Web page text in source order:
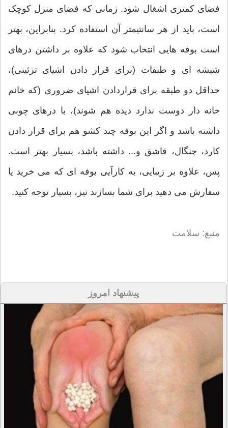
فضای کمتری اشغال شود. زمانی که فضای منزل کوچک
است، باید از هر سانتیمتر آن استفاده کرد. بنابراین، بهتر
است بوفه هایی انتخاب شود که علاوه بر داشتن درهای
شیشه ای و طبقات (برای قرار دادن اشیای تزئینی)،
حداقل دو طبقه برای قراردادن اشیای ضروری (که خانم
خانه دار دوست ندارد دیده هم شوند)، با درهای چوبی
داشته باشد و اگر این بوفه چند کشو هم برای قرار دادن
کارد، چنگال، قاشق و... داشته باشد، بسیار بهتر است.
پس، علاوه بر زیبایی، به کارآیی بوفه ای که می خرید یا
سفارش می دهید برای شما بسازند نیز، بسیار توجه کنید.
منبع: سلامت
پیشنهاد امروز